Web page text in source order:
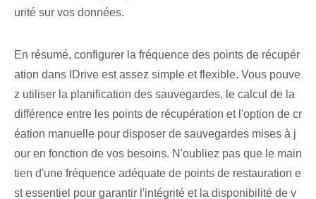
urité sur vos données.
En résumé, configurer la fréquence des points de récupér
ation dans IDrive est assez simple et flexible. Vous pouve
z utiliser la planification des sauvegardes, le calcul de la
différence entre les points de récupération et l'option de cr
éation manuelle pour disposer de sauvegardes mises à j
our en fonction de vos besoins. N'oubliez pas que le main
tien d'une fréquence adéquate de points de restauration e
st essentiel pour garantir l'intégrité et la disponibilité de v